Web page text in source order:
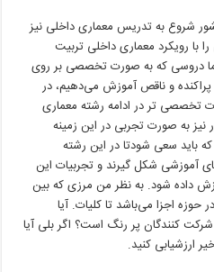
شروع به تدریس معماری داخلی نیز
را با رویکرد معماری داخلی تربیت
ما دروسی که به صورت تخصصی بر روی
و ناقص آموزش می‌دهیم، در
تخصصی تر در ادامه رشته معماری
به صورت تجربی در این زمینه
که باید سعی شودتا در این رشته
آموزشی شکل گیرند و تجربیات این
داده شود. به نظر من مرزی که بین
اجزا می‌باشد تا کلیات. آیا
کنندگان پر رنگ است؟ اگر بلی آیا
ارزشیابی کنید.